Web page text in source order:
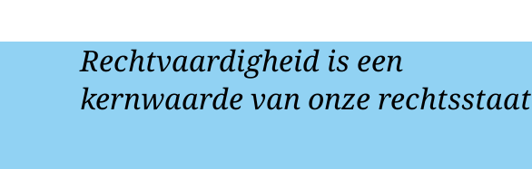
Rechtvaardigheid is een
kernwaarde van onze rechtsstaat